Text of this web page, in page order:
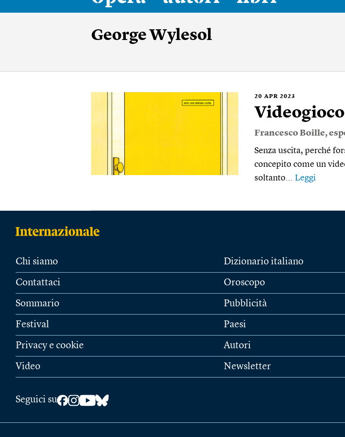
George Wylesol
20 APR 2023
Francesco Boille,
Senza uscita, perché
concepito come un
soltanto... Leggi
Chi siamo
Contattaci
Sommario
Festival
Privacy e cookie
Video
Dizionario italiano
Oroscopo
Pubblicità
Paesi
Autori
Newsletter
Seguici su